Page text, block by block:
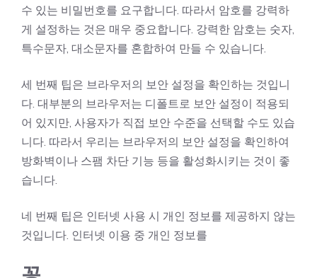
수 있는 비밀번호를 요구합니다. 따라서 암호를 강력하
게 설정하는 것은 매우 중요합니다. 강력한 암호는 숫자,
특수문자, 대소문자를 혼합하여 만들 수 있습니다.
세 번째 팁은 브라우저의 보안 설정을 확인하는 것입니
다. 대부분의 브라우저는 디폴트로 보안 설정이 적용되
어 있지만, 사용자가 직접 보안 수준을 선택할 수도 있습
니다. 따라서 우리는 브라우저의 보안 설정을 확인하여
방화벽이나 스팸 차단 기능 등을 활성화시키는 것이 좋
습니다.
네 번째 팁은 인터넷 사용 시 개인 정보를 제공하지 않는
것입니다. 인터넷 이용 중 개인 정보를